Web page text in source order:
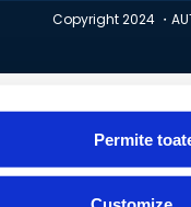
Permite
Copyright 2024 ・